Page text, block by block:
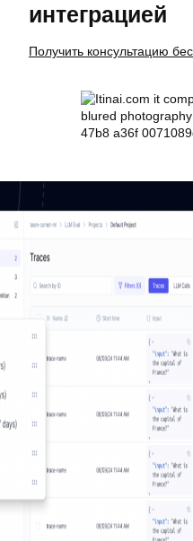
интеграцией
Получить консультацию